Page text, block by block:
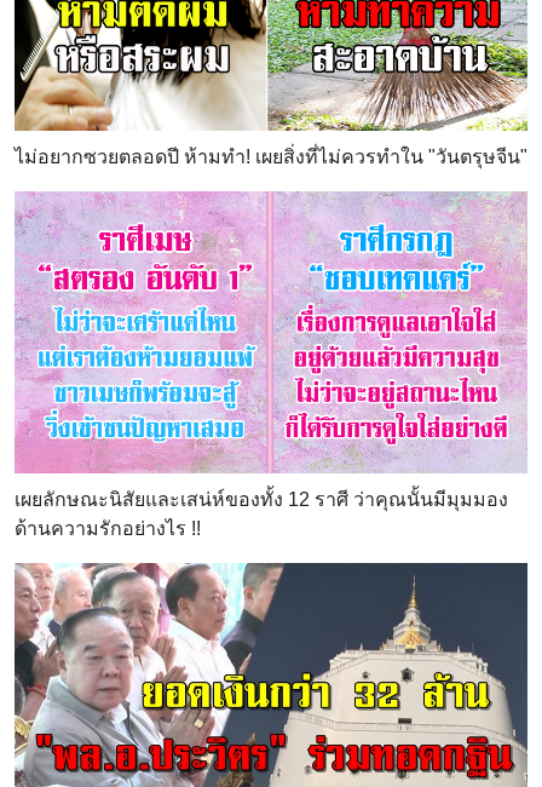
ไม่อยากซวยตลอดปี ห้ามทำ! เผยสิ่งที่ไม่ควรทำใน "วันตรุษจีน"
เผยลักษณะนิสัยและเสน่ห์ของทั้ง 12 ราศี ว่าคุณนั้นมีมุมมอง
ด้านความรักอย่างไร !!